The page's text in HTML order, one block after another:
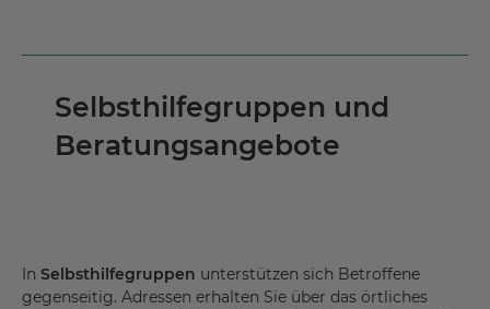
Selbsthilfegruppen und
Beratungsangebote
In Selbsthilfegruppen unterstützen sich Betroffene
gegenseitig. Adressen erhalten Sie über das örtliches